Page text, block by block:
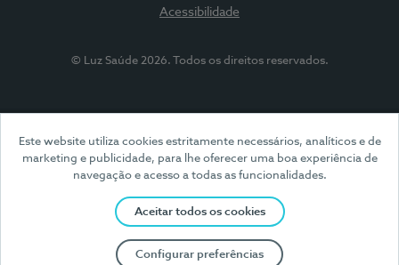
Este website utiliza cookies estritamente necessários, analíticos e de
marketing e publicidade, para lhe oferecer uma boa experiência de
navegação e acesso a todas as funcionalidades.
Aceitar todos os cookies
Configurar preferências
Acessibilidade
© Luz Saúde 2026. Todos os direitos reservados.